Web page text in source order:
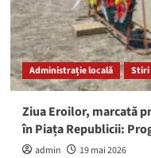
Administrație locală Stiri
Ziua Eroilor, marcată
în Piața Republicii:
admin 19 mai 2026